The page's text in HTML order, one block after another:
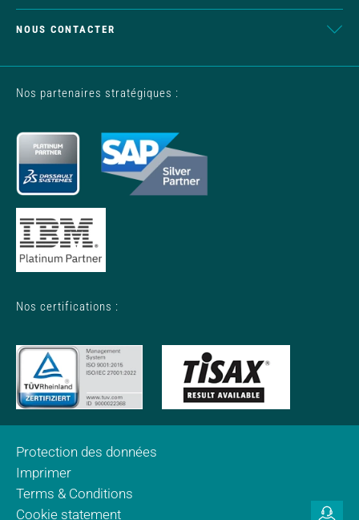
NOUS CONTACTER
Nos partenaires stratégiques :
Nos certifications :
Protection des données
Imprimer
Terms & Conditions
Cookie statement